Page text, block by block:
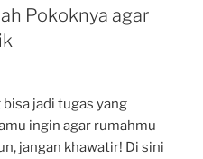
Pokoknya agar
jadi tugas yang
ingin agar rumahmu
jangan khawatir! Di sini